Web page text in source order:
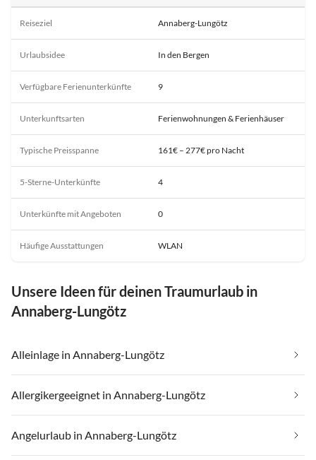
Reiseziel Annaberg-Lungötz
Urlaubsidee In den Bergen
Verfügbare Ferienunterkünfte 9
Unterkunftsarten Ferienwohnungen & Ferienhäuser
Typische Preisspanne 161€ – 277€ pro Nacht
5-Sterne-Unterkünfte 4
Unterkünfte mit Angeboten 0
Häufige Ausstattungen WLAN
Unsere Ideen für deinen Traumurlaub in
Annaberg-Lungötz
Alleinlage in Annaberg-Lungötz
Allergikergeeignet in Annaberg-Lungötz
Angelurlaub in Annaberg-Lungötz